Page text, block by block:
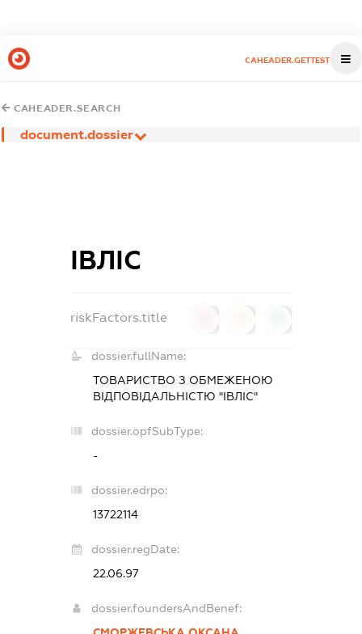
CAHEADER.GETTEST
CAHEADER.SEARCH
document.dossier
ІВЛІС
riskFactors.title
dossier.fullName:
ТОВАРИСТВО З ОБМЕЖЕНОЮ
ВІДПОВІДАЛЬНІСТЮ "ІВЛІС"
dossier.opfSubType:
-
dossier.edrpo:
13722114
dossier.regDate:
22.06.97
dossier.foundersAndBenef: